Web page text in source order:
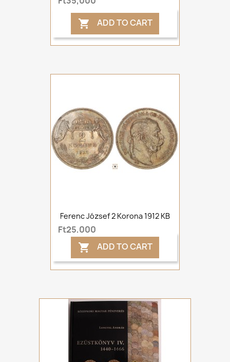
 ADD TO CART
Ferenc József 2 Korona 1912 KB
Ft25,000
 ADD TO CART